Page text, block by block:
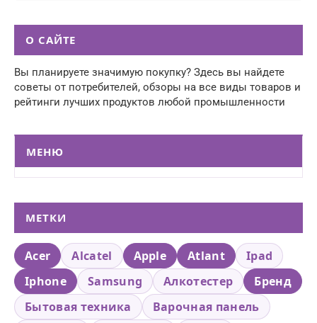
О САЙТЕ
Вы планируете значимую покупку? Здесь вы найдете
советы от потребителей, обзоры на все виды товаров и
рейтинги лучших продуктов любой промышленности
МЕНЮ
МЕТКИ
Acer Alcatel Apple Atlant
Ipad
Iphone
Samsung Алкотестер
Бренд
Бытовая техника
Варочная панель